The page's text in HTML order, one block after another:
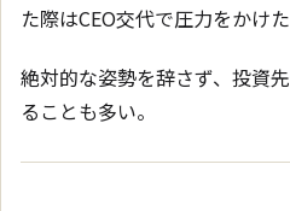
た際はCEO交代で圧力をかけた
絶対的な姿勢を辞さず、投資
ることも多い。